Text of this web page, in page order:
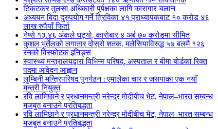
टिकटकर तुलसा अधिकारी पुर्पक्षका लागि कारागार चलान
अध्ययन बिदा दुरुपयोग गर्ने त्रिविका ४१ प्राध्यापकबाट १० करोड ४६
लाख रुपैयाँ फिर्ता
नेप्से १३.४६ अंकले घट्यो, कारोबार ४ अर्ब ७० करोडमा सीमित
कुशल भुर्तेलको लगातार दोस्रो शतक, मलेसियाविरुद्ध ५४ बलमै १२६
रनको विस्फोटक इनिङ्स
स्वास्थ्य मन्त्रालयद्वारा विभिन्न परिषद्, अस्पताल र बीमा बोर्डका रिक्त
पदमा आवेदन आह्वान
लुम्बिनी मन्त्रिपरिषद पुनर्गठन : एमालेका चार र जसपाका एक नयाँ
मन्त्री नियुक्त
रवि लामिछाने र प्रधानमन्त्री नरेन्द्र मोदीबीच भेट, नेपाल–भारत सम्बन्ध
मजबुत बनाउने प्रतिबद्धता
रवि लामिछाने र प्रधानमन्त्री नरेन्द्र मोदीबीच भेट, नेपाल–भारत सम्बन्ध
मजबुत बनाउने प्रतिबद्धता